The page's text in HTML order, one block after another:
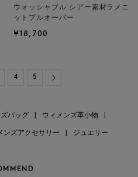
ウォッシャブル シアー素材ラメニ
ットプルオーバー
¥18,700
4 5 Next
バッグ ウィメンズ革小物
ンズアクセサリー ジュエリー